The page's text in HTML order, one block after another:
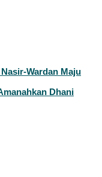
Wardan Maju
Dhani